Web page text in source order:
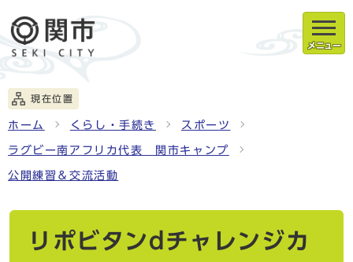
メニュー
現在位置
ホーム くらし・手続き スポーツ
ラグビー南アフリカ代表 関市キャンプ
公開練習＆交流活動
リポビタンdチャレンジカ